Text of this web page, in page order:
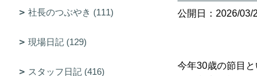
公開日：2026/03/
今年30歳の節目
社長のつぶやき (111)
現場日記 (129)
スタッフ日記 (416)